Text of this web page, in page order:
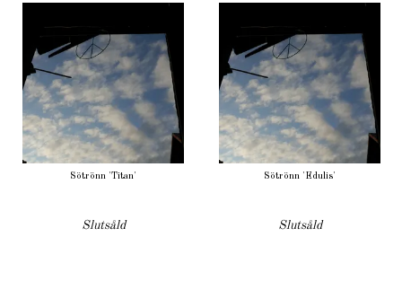
Sötrönn 'Titan'
Slutsåld
Sötrönn 'Edulis'
Slutsåld